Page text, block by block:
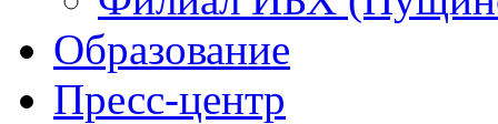
Образование
Пресс-центр